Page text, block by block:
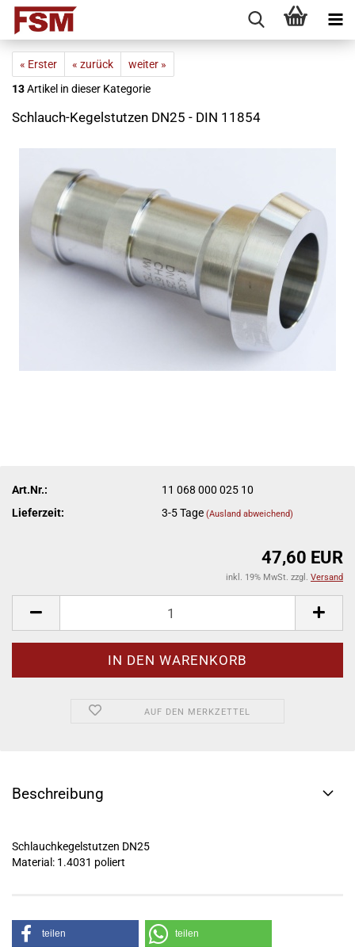
« Erster « zurück
weiter »
13Artikel in dieser Kategorie
Schlauch-Kegelstutzen DN25 - DIN 11854
Art.Nr.:
11 068 000 025 10
Lieferzeit:
3-5 Tage(Ausland abweichend)
47,60 EUR
inkl. 19% MwSt. zzgl. Versand
AUF DEN MERKZETTEL
Beschreibung
Schlauchkegelstutzen DN25
Material: 1.4031 poliert
teilen teilen